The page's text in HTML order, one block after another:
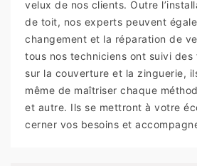
velux de nos clients. Outre
de toit, nos experts peuvent
changement et la réparation de
tous nos techniciens ont suivi des
sur la couverture et la zinguerie,
même de maîtriser chaque
et autre. Ils se mettront à votre
cerner vos besoins et